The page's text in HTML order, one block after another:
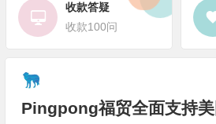
收款答疑
收款100问
Pingpong福贸全面支持